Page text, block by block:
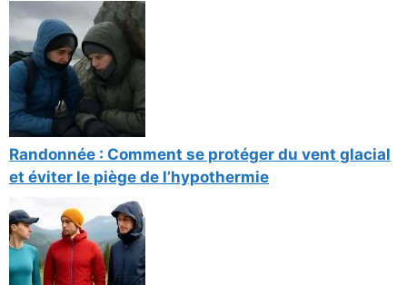
Randonnée : Comment se protéger du vent glacial
et éviter le piège de l’hypothermie